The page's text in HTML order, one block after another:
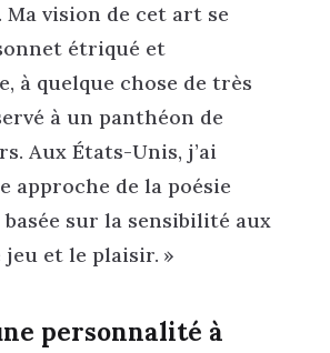
vision de cet art se
étriqué et
à quelque chose de très
à un panthéon de
Aux États-Unis, j’ai
approche de la poésie
basée sur la sensibilité aux
et le plaisir. »
personnalité à